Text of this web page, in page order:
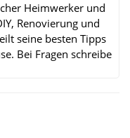
Heimwerker und
Renovierung und
seine besten Tipps
Bei Fragen schreibe